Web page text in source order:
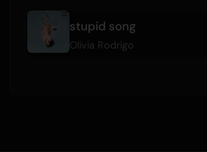
stupid song
Olivia Rodrigo